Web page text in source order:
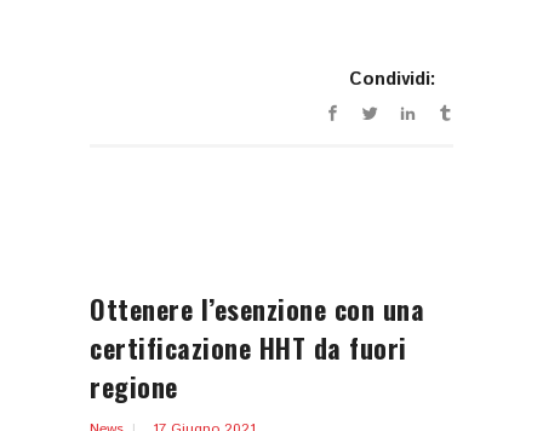
Condividi:
Ottenere l’esenzione con una
certificazione HHT da fuori
regione